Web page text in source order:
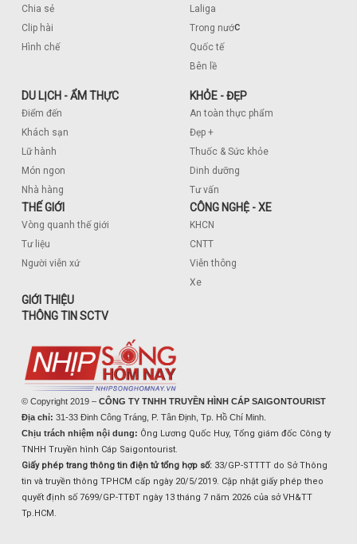
Chia sẻ
Clip hài
Hình chế
Laliga
Trong nước
Quốc tế
Bên lề
DU LỊCH - ẨM THỰC
Điểm đến
Khách sạn
Lữ hành
Món ngon
Nhà hàng
KHỎE - ĐẸP
An toàn thực phẩm
Đẹp +
Thuốc & Sức khỏe
Dinh dưỡng
Tư vấn
THẾ GIỚI
Vòng quanh thế giới
Tư liệu
Người viễn xứ
CÔNG NGHỆ - XE
KHCN
CNTT
Viễn thông
Xe
GIỚI THIỆU
THÔNG TIN SCTV
© Copyright 2019 – CÔNG TY TNHH TRUYỀN HÌNH CÁP SAIGONTOURIST
Địa chỉ: 31-33 Đinh Công Tráng, P. Tân Định, Tp. Hồ Chí Minh.
Chịu trách nhiệm nội dung: Ông Lương Quốc Huy, Tổng giám đốc Công ty
TNHH Truyền hình Cáp Saigontourist.
Giấy phép trang thông tin điện tử tổng hợp số: 33/GP-STTTT do Sở Thông
tin và truyền thông TPHCM cấp ngày 20/5/2019. Cập nhật giấy phép theo
quyết định số 7699/GP-TTĐT ngày 13 tháng 7 năm 2026 của sở VH&TT
Tp.HCM.